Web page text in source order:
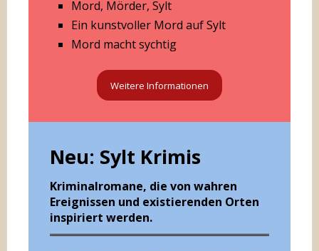
Mord, Mörder, Sylt
Ein kunstvoller Mord auf Sylt
Mord macht sychtig
Weitere Informationen
Neu: Sylt Krimis
Kriminalromane, die von wahren
Ereignissen und existierenden Orten
inspiriert werden.